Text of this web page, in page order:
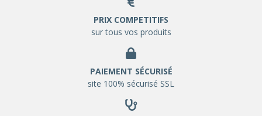
PRIX COMPETITIFS
sur tous vos produits
PAIEMENT SÉCURISÉ
site 100% sécurisé SSL